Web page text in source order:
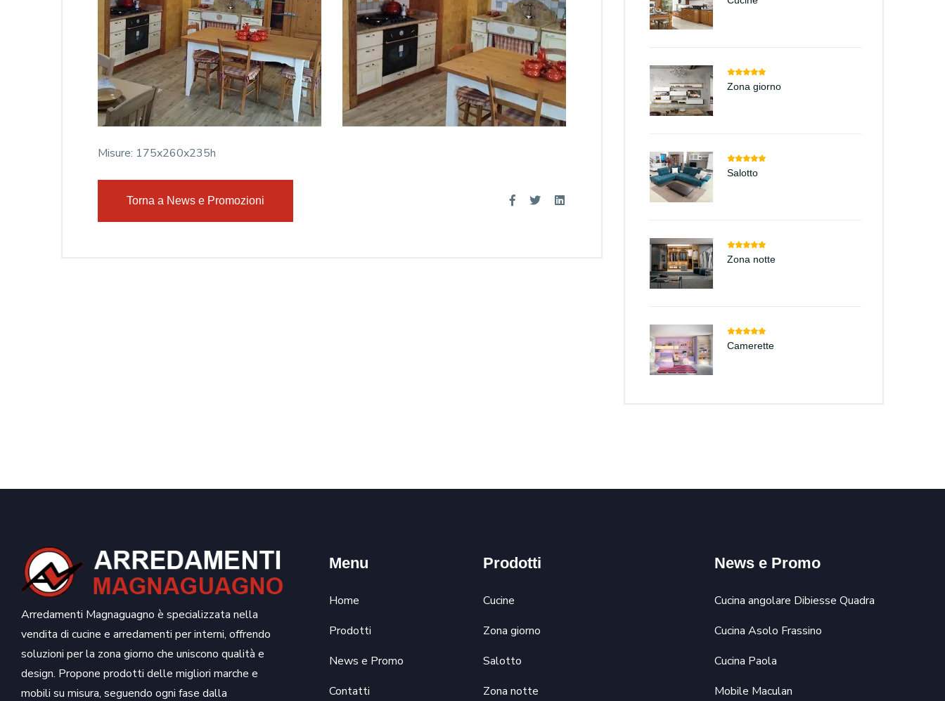
Misure: 175x260x235h
Torna a News e Promozioni
Zona giorno
Salotto
Zona notte
Camerette
Arredamenti Magnaguagno è specializzata nella
vendita di cucine e arredamenti per interni, offrendo
soluzioni per la zona giorno che uniscono qualità e
design. Propone prodotti delle migliori marche e
mobili su misura, seguendo ogni fase dalla
Menu
Home
Prodotti
News e Promo
Contatti
Prodotti
Cucine
Zona giorno
Salotto
Zona notte
News e Promo
Cucina angolare Dibiesse Quadra
Cucina Asolo Frassino
Cucina Paola
Mobile Maculan